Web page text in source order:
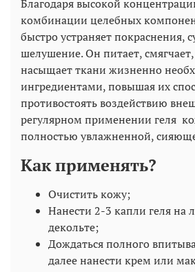
Благодаря высокой
комбинации целебных
быстро устраняет покраснения,
шелушение. Он питает,
насыщает ткани жизненно
ингредиентами, повышая их
противостоять воздействию
регулярном применении геля
полностью увлажненной,
Как применять?
Очистить кожу;
Нанести 2-3 капли геля на
декольте;
Дождаться полного
далее нанести крем или